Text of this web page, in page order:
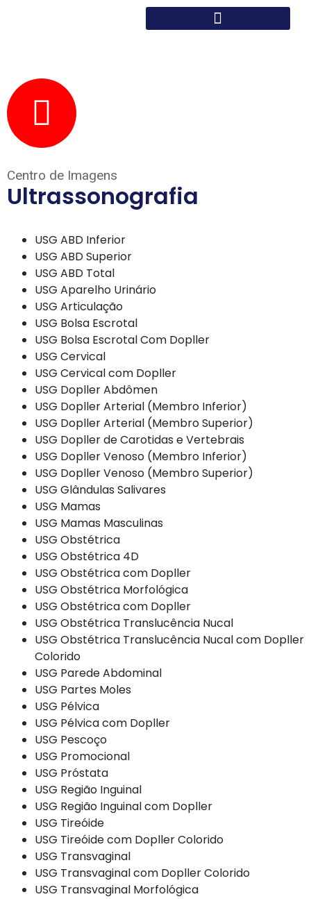
Centro de Imagens
Ultrassonografia
USG ABD Inferior
USG ABD Superior
USG ABD Total
USG Aparelho Urinário
USG Articulação
USG Bolsa Escrotal
USG Bolsa Escrotal Com Dopller
USG Cervical
USG Cervical com Dopller
USG Dopller Abdômen
USG Dopller Arterial (Membro Inferior)
USG Dopller Arterial (Membro Superior)
USG Dopller de Carotidas e Vertebrais
USG Dopller Venoso (Membro Inferior)
USG Dopller Venoso (Membro Superior)
USG Glândulas Salivares
USG Mamas
USG Mamas Masculinas
USG Obstétrica
USG Obstétrica 4D
USG Obstétrica com Dopller
USG Obstétrica Morfológica
USG Obstétrica com Dopller
USG Obstétrica Translucência Nucal
USG Obstétrica Translucência Nucal com Dopller
Colorido
USG Parede Abdominal
USG Partes Moles
USG Pélvica
USG Pélvica com Dopller
USG Pescoço
USG Promocional
USG Próstata
USG Região Inguinal
USG Região Inguinal com Dopller
USG Tireóide
USG Tireóide com Dopller Colorido
USG Transvaginal
USG Transvaginal com Dopller Colorido
USG Transvaginal Morfológica